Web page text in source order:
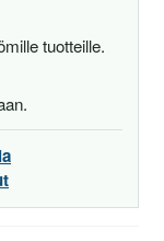
tuotteille.